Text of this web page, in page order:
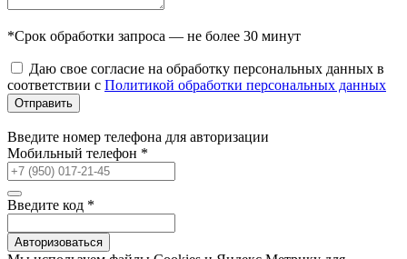
*Срок обработки запроса — не более 30 минут
Даю свое согласие на обработку персональных данных в
соответствии с Политикой обработки персональных данных
Отправить
Введите номер телефона для авторизации
Мобильный телефон *
Введите код *
Авторизоваться